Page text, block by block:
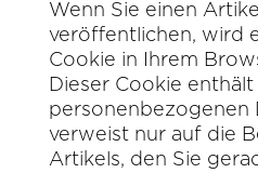
Wenn Sie einen
veröffentlichen, wird
Cookie in Ihrem
Dieser Cookie enthält
personenbezogenen
verweist nur auf die
Artikels, den Sie